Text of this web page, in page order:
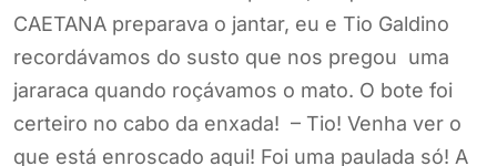
enterrá-la bem longe da casa. A lenha crepitava
e ardia no fogão somando-se ao ruído
característico de fritura a indicar que o cardápio
seria o mesmo do almoço: feijão, arroz e
ovo. Mas eu gostava e prorrompemos em